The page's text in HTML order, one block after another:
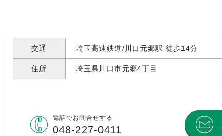
交通 埼玉高速鉄道/川口元郷駅 徒歩14分
住所 埼玉県川口市元郷4丁目
電話でお問合せする
048-227-0411